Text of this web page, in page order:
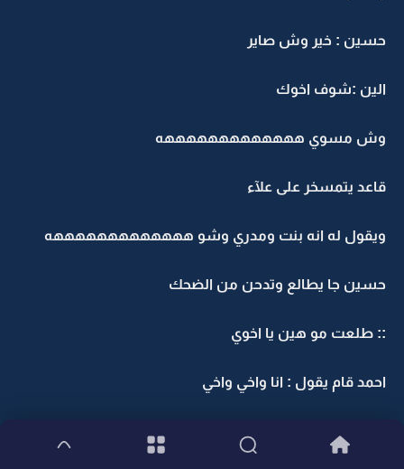
حسين : خير وش صاير
الين :شوف اخوك
وش مسوي هههههههههههههه
قاعد يتمسخر على علآء
ويقول له انه بنت ومدري وشو هههههههههههههه
حسين جا يطالع وتدحن من الضحك
:: طلعت مو هين يا اخوي
احمد قام يقول : انا واخي واخي